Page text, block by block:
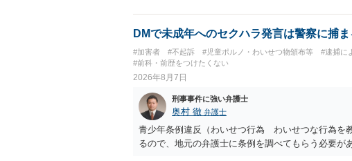
DMで未成年へのセクハラ発言は警察に捕
#加害者 #不起訴 #児童ポルノ・わいせつ物頒布等 #逮捕に
#前科・前歴をつけたくない
2026年8月7日
刑事事件に強い弁護士
奥村 徹 弁護士
青少年条例違反（わいせつ行為 わいせつな行為を
るので、地元の弁護士に条例を調べてもらう必要が